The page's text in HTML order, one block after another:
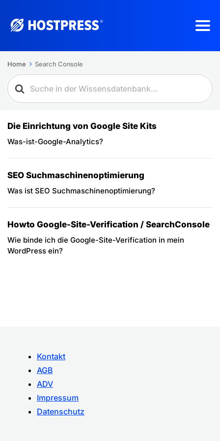
Home Search Console
Die Einrichtung von Google Site Kits
Was-ist-Google-Analytics?
SEO Suchmaschinenoptimierung
Was ist SEO Suchmaschinenoptimierung?
Howto Google-Site-Verification / SearchConsole
Wie binde ich die Google-Site-Verification in mein
WordPress ein?
Kontakt
AGB
ADV
Impressum
Datenschutz